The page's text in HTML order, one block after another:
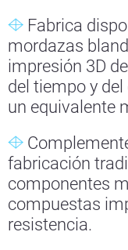
Fabrica
mordazas
impresión 3D
del tiempo y
un equivalente
fabricación
componentes
compuestas
resistencia.